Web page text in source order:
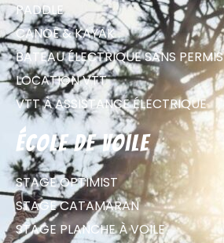
PADDLE
CANOË & KAYAK
BATEAU ÉLECTRIQUE SANS PERMIS
LOCATION VTT
VTT À ASSISTANCE ÉLECTRIQUE
école de voile
STAGE OPTIMIST
STAGE CATAMARAN
STAGE PLANCHE À VOILE